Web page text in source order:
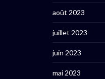
août 2023
juillet 2023
juin 2023
mai 2023